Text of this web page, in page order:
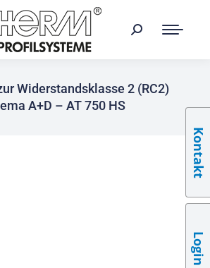
Widerstandsklasse 2 (RC2)
A+D – AT 750 HS
Kontakt
Login